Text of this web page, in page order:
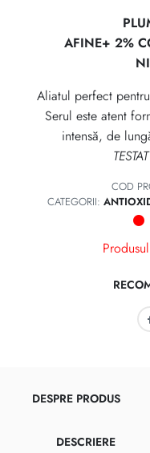
AFINE+ 2%
Aliatul perfect
Serul este atent
intensă, de
COD
CATEGORII:
DESPRE PRODUS
DESCRIERE